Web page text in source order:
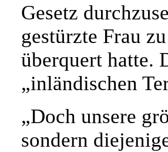
Gesetz
gestürzte Frau
überquert hatte.
„inländischen
„Doch unsere
sondern